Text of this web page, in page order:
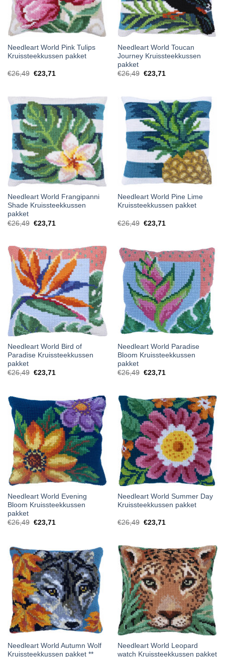
Needleart World Pink Tulips
Kruissteekkussen pakket
€26,49 €23,71
Needleart World Toucan
Journey Kruissteekkussen
pakket
€26,49 €23,71
Needleart World Frangipanni
Shade Kruissteekkussen
pakket
€26,49 €23,71
Needleart World Pine Lime
Kruissteekkussen pakket
€26,49 €23,71
Needleart World Bird of
Paradise Kruissteekkussen
pakket
€26,49 €23,71
Needleart World Paradise
Bloom Kruissteekkussen
pakket
€26,49 €23,71
Needleart World Evening
Bloom Kruissteekkussen
pakket
€26,49 €23,71
Needleart World Summer Day
Kruissteekkussen pakket
€26,49 €23,71
Needleart World Autumn Wolf
Kruissteekkussen pakket **
Needleart World Leopard
watch Kruissteekkussen pakket